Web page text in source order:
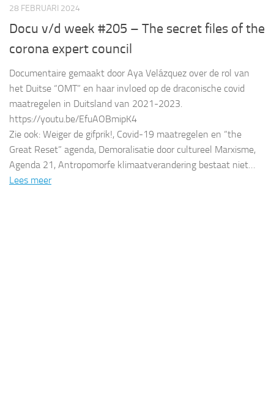
28 FEBRUARI 2024
Docu v/d week #205 – The secret files of the
corona expert council
Documentaire gemaakt door Aya Velázquez over de rol van
het Duitse “OMT” en haar invloed op de draconische covid
maatregelen in Duitsland van 2021-2023.
https://youtu.be/EfuAOBmipK4
Zie ook: Weiger de gifprik!, Covid-19 maatregelen en “the
Great Reset” agenda, Demoralisatie door cultureel Marxisme,
Agenda 21, Antropomorfe klimaatverandering bestaat niet…
Lees meer